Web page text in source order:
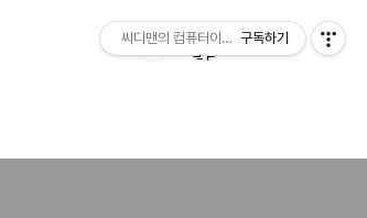
씨디맨의 컴퓨터이야기구독하기